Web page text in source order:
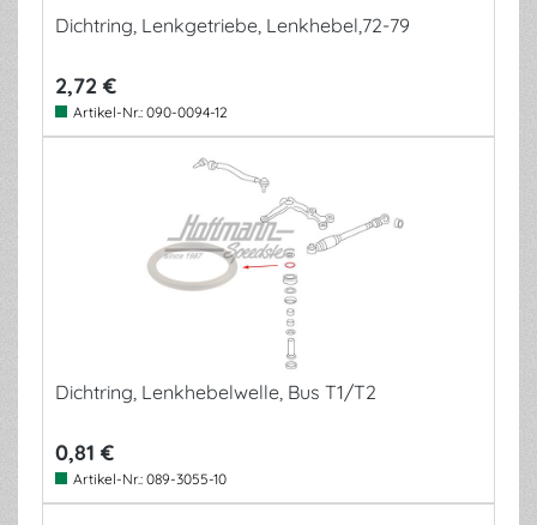
Dichtring, Lenkgetriebe, Lenkhebel,72-79
2,72 €
Artikel-Nr.: 090-0094-12
Dichtring, Lenkhebelwelle, Bus T1/T2
0,81 €
Artikel-Nr.: 089-3055-10